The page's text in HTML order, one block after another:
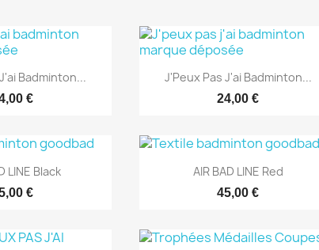
rapide
Badminton...
€
 Aperçu rapide
J'Peux Pas J'ai Badminton...
24,00 €
rapide
LINE Black
€
Aperçu rapide
AIR BAD LINE Red
45,00 €